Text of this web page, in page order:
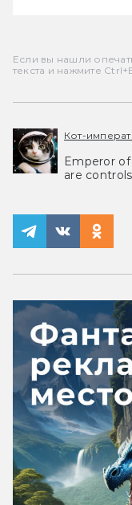
Если вы нашли
текста и нажмите
Кот-
Emperor
are